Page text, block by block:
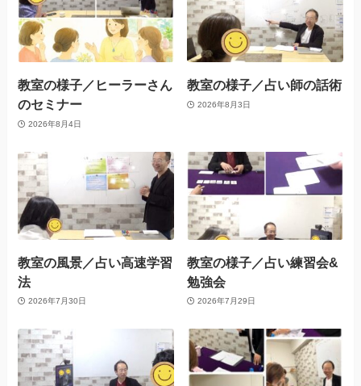
教室の様子／ヒーラーさん
のセミナー
2026年8月4日
教室の様子／占い師の話術
2026年8月3日
教室の風景／占い高速学習
法
2026年7月30日
教室の様子／占い練習会&
勉強会
2026年7月29日